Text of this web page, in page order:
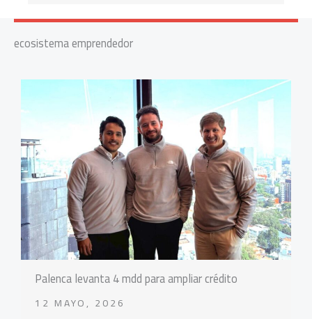
ecosistema emprendedor
Palenca levanta 4 mdd para ampliar crédito
12 MAYO, 2026